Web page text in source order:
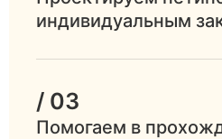
индивидуальным
/ 03
Помогаем в